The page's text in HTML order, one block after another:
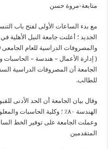
متابعة-مروة حسن
مع بدء الساعات الأولى لفتح باب
الجديد ؛ أعلنت جامعة النيل الأهلية
والمصروفات الدراسية للعام الجامعى 2019 -2020 ، لكل من كليات
( إدارة الأعمال – هندسة – الحاسبات
الجامعة أن المصروفات الدراسية
للطالب.
المتقدمين